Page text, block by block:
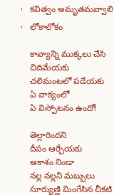
కవిత్వం అమృతమవ్వాలి
లోకాలోకం
కావ్యాన్ని ముక్కలు చేసి
చిదిమేయకు
చలిమంటలో పడేయకు
ఏ వాక్యంలో
ఏ విస్పోటనం ఉందో!
తెల్లారిందని
దీపం ఆర్పేయకు
ఆకాశం నిండా
నల్ల నల్లని మబ్బులు
సూర్యుణ్ణి మింగేసిన చీకటి